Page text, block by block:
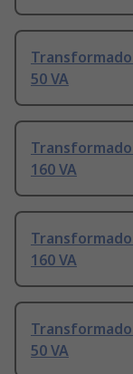
50 VA
160 VA
160 VA
50 VA